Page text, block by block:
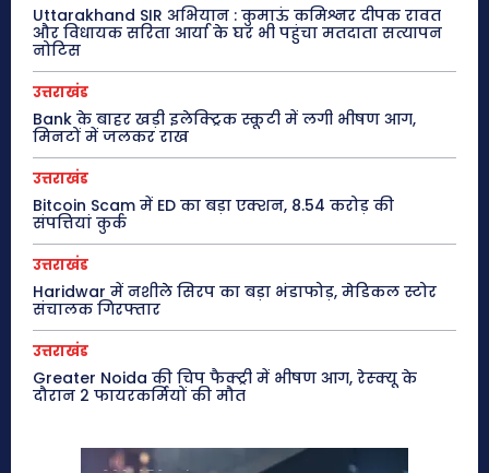
Uttarakhand SIR अभियान : कुमाऊं कमिश्नर दीपक रावत
और विधायक सरिता आर्या के घर भी पहुंचा मतदाता सत्यापन
नोटिस
उत्तराखंड
Bank के बाहर खड़ी इलेक्ट्रिक स्कूटी में लगी भीषण आग,
मिनटों में जलकर राख
उत्तराखंड
Bitcoin Scam में ED का बड़ा एक्शन, 8.54 करोड़ की
संपत्तियां कुर्क
उत्तराखंड
Haridwar में नशीले सिरप का बड़ा भंडाफोड़, मेडिकल स्टोर
संचालक गिरफ्तार
उत्तराखंड
Greater Noida की चिप फैक्ट्री में भीषण आग, रेस्क्यू के
दौरान 2 फायरकर्मियों की मौत